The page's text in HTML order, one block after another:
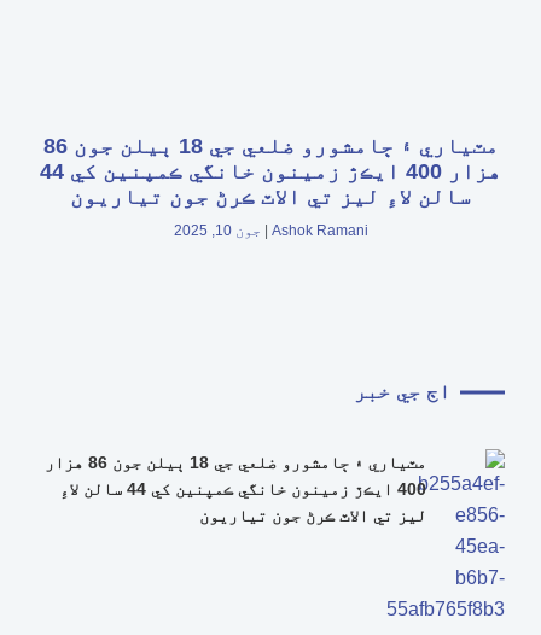
مٽياري ۽ ڄامشورو ضلعي جي 18 ٻيلن جون 86
هزار 400 ايڪڙ زمينون خانگي ڪمپنين کي 44
سالن لاءِ ليز تي الاٽ ڪرڻ جون تياريون
Ashok Ramani جون 10, 2025
اڄ جي خبر
مٽياري ۽ ڄامشورو ضلعي جي 18 ٻيلن جون 86 هزار
400 ايڪڙ زمينون خانگي ڪمپنين کي 44 سالن لاءِ
ليز تي الاٽ ڪرڻ جون تياريون